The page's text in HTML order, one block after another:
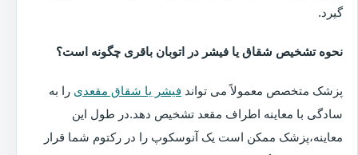
گیرد.
نحوه تشخیص شقاق یا فیشر در اتوبان باقری چگونه است؟
پزشک متخصص معمولاً می تواند فیشر یا شقاق مقعدی را به
سادگی با معاینه اطراف مقعد تشخیص دهد.در طول این
معاینه،پزشک ممکن است یک آنوسکوپ را در رکتوم شما قرار